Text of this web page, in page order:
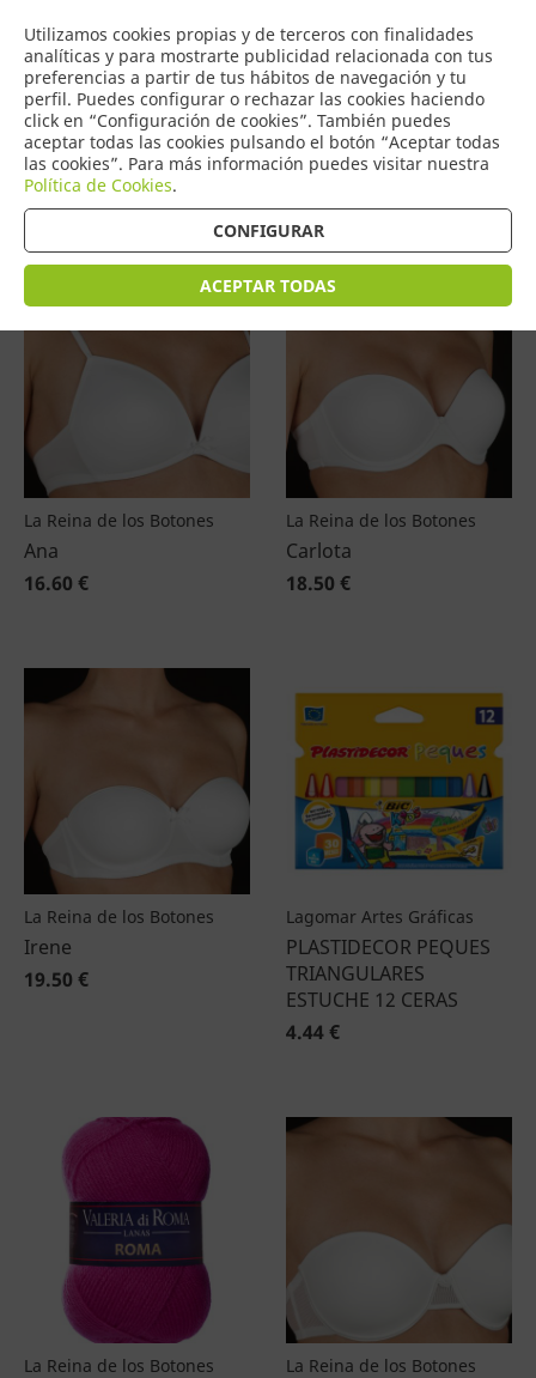
Utilizamos cookies propias y de terceros con finalidades
analíticas y para mostrarte publicidad relacionada con tus
preferencias a partir de tus hábitos de navegación y tu
perfil. Puedes configurar o rechazar las cookies haciendo
click en “Configuración de cookies”. También puedes
aceptar todas las cookies pulsando el botón “Aceptar todas
las cookies”. Para más información puedes visitar nuestra
Política de Cookies.
CONFIGURAR
ACEPTAR TODAS
0
COMERCIO
DE TORRIJOS
Productos (4597)
Ordenar por precio
La Reina de los Botones
Ana
16.60 €
La Reina de los Botones
Carlota
18.50 €
La Reina de los Botones
Irene
19.50 €
Lagomar Artes Gráficas
PLASTIDECOR PEQUES
TRIANGULARES
ESTUCHE 12 CERAS
4.44 €
La Reina de los Botones La Reina de los Botones